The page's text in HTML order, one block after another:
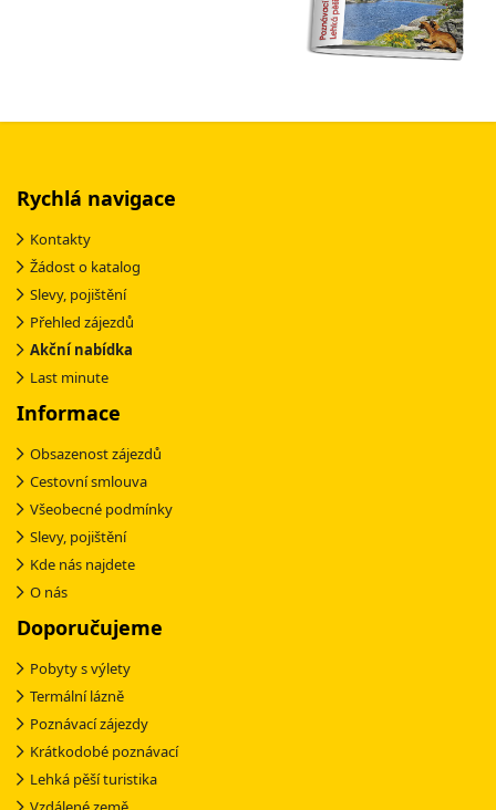
Rychlá navigace
Kontakty
Žádost o katalog
Slevy, pojištění
Přehled zájezdů
Akční nabídka
Last minute
Informace
Obsazenost zájezdů
Cestovní smlouva
Všeobecné podmínky
Slevy, pojištění
Kde nás najdete
O nás
Doporučujeme
Pobyty s výlety
Termální lázně
Poznávací zájezdy
Krátkodobé poznávací
Lehká pěší turistika